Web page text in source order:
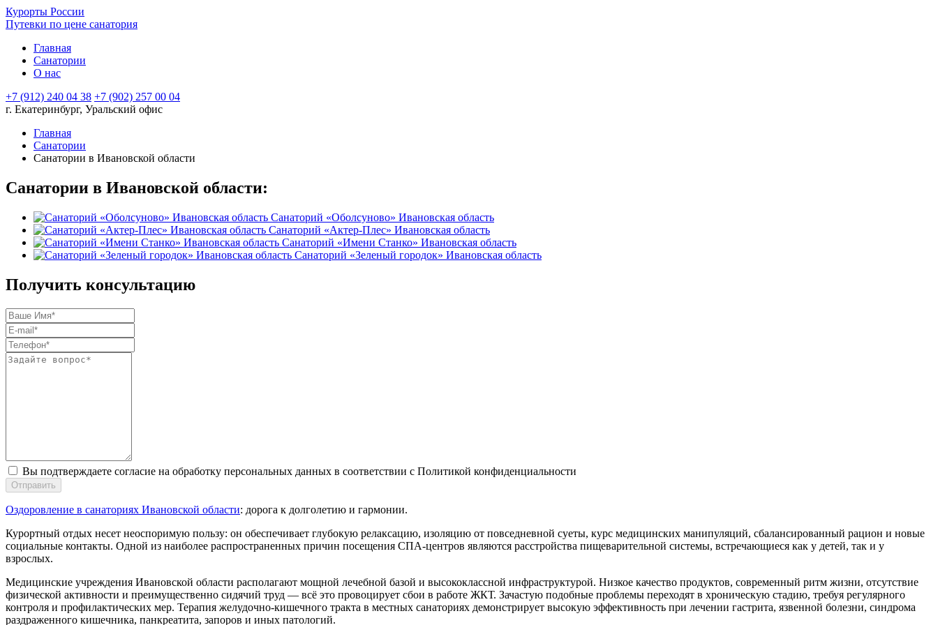
Курорты России
Путевки по цене санатория
Главная
Санатории
О нас
+7 (912) 240 04 38 +7 (902) 257 00 04
г. Екатеринбург, Уральский офис
Главная
Санатории
Санатории в Ивановской области
Санатории в Ивановской области:
Санаторий «Оболсуново» Ивановская область
Санаторий «Актер-Плес» Ивановская область
Санаторий «Имени Станко» Ивановская область
Санаторий «Зеленый городок» Ивановская область
Получить консультацию
Вы подтверждаете согласие на обработку персональных данных в соответствии с Политикой конфиденциальности
Отправить
Оздоровление в санаториях Ивановской области: дорога к долголетию и гармонии.
Курортный отдых несет неоспоримую пользу: он обеспечивает глубокую релаксацию, изоляцию от повседневной суеты, курс медицинских манипуляций, сбалансированный рацион и новые
социальные контакты. Одной из наиболее распространенных причин посещения СПА-центров являются расстройства пищеварительной системы, встречающиеся как у детей, так и у
взрослых.
Медицинские учреждения Ивановской области располагают мощной лечебной базой и высококлассной инфраструктурой. Низкое качество продуктов, современный ритм жизни, отсутствие
физической активности и преимущественно сидячий труд — всё это провоцирует сбои в работе ЖКТ. Зачастую подобные проблемы переходят в хроническую стадию, требуя регулярного
контроля и профилактических мер. Терапия желудочно-кишечного тракта в местных санаториях демонстрирует высокую эффективность при лечении гастрита, язвенной болезни, синдрома
раздраженного кишечника, панкреатита, запоров и иных патологий.